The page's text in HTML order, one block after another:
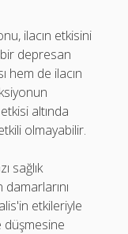
ilacın etkisini
depresan
hem de ilacın
altında
olmayabilir.
sağlık
etkileriyle
düşmesine